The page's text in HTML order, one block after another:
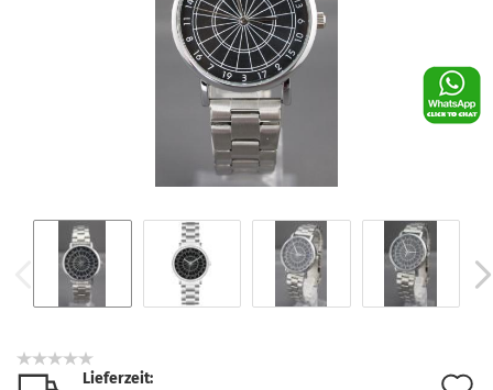
Lieferzeit: